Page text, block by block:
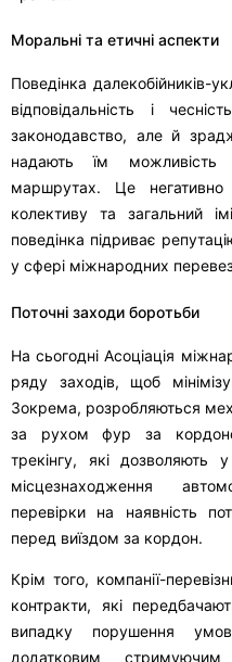
Моральні та етичні аспекти
Поведінка далекобійників-
відповідальність і
законодавство, але й
надають їм
маршрутах. Це
колективу та загальний
поведінка підриває
у сфері міжнародних
Поточні заходи боротьби
На сьогодні Асоціація
ряду заходів, щоб
Зокрема, розробляються
за рухом фур за
трекінгу, які дозволяють
місцезнаходження
перевірки на наявність
перед виїздом за кордон.
Крім того, компанії-
контракти, які
випадку порушення
додатковим